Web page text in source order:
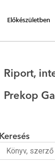
Előkészületben
Riport,
Prekop
Keresés